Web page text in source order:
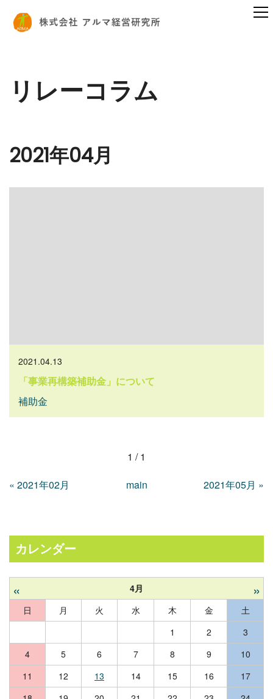
リレーコラム
2021年04月
「事業再構築補助金」について
2021.04.13
補助金
1 / 1
« 2021年02月 main 2021年05月 »
カレンダー
« 4月 »
日 月 火 水 木 金
土
1
2
3
4
5 6 7 8 9
10
11
12 13 14 15 16
17